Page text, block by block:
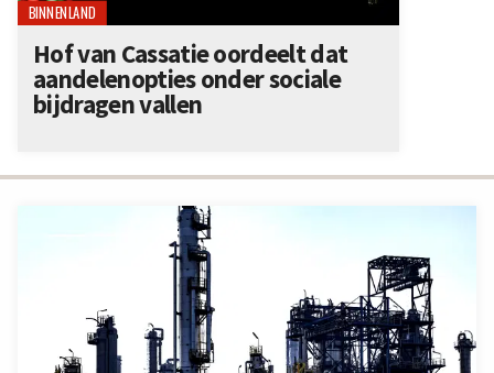
BINNENLAND
Hof van Cassatie oordeelt dat
aandelenopties onder sociale
bijdragen vallen